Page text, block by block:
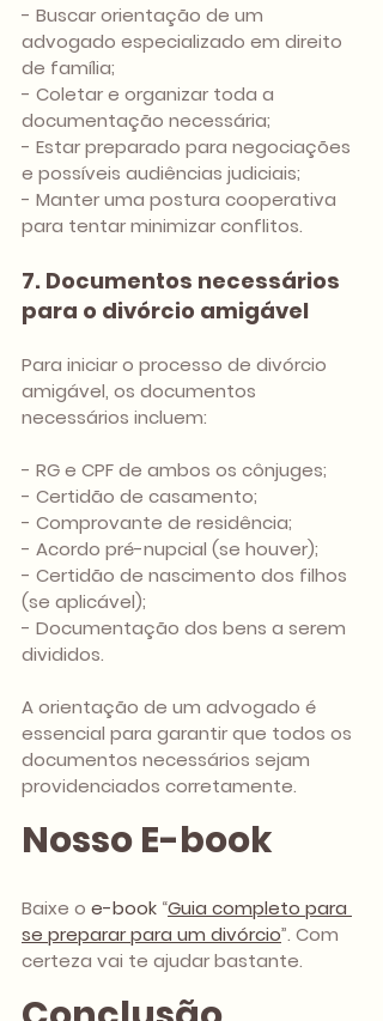
- Buscar orientação de um
advogado especializado em direito
de família;
- Coletar e organizar toda a
documentação necessária;
- Estar preparado para negociações
e possíveis audiências judiciais;
- Manter uma postura cooperativa
para tentar minimizar conflitos.
7. Documentos necessários
para o divórcio amigável
Para iniciar o processo de divórcio
amigável, os documentos
necessários incluem:
- RG e CPF de ambos os cônjuges;
- Certidão de casamento;
- Comprovante de residência;
- Acordo pré-nupcial (se houver);
- Certidão de nascimento dos filhos
(se aplicável);
- Documentação dos bens a serem
divididos.
A orientação de um advogado é
essencial para garantir que todos os
documentos necessários sejam
providenciados corretamente.
Nosso E-book
Baixe o e-book “Guia completo para
se preparar para um divórcio”. Com
certeza vai te ajudar bastante.